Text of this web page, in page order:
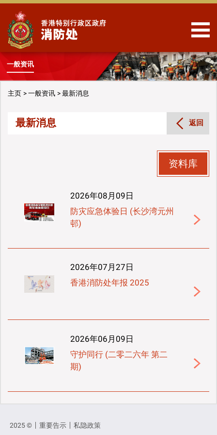
跳到内容
一般资讯
主页 一般资讯 最新消息
最新消息 返回
资料库
2026年08月09日
防灾应急体验日 (长沙湾元州
邨)
2026年07月27日
香港消防处年报 2025
2026年06月09日
守护同行 (二零二六年 第二
期)
2025 © 重要告示 私隐政策